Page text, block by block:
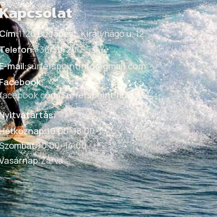
1126 Budapest, Királyhágó u. 12.
+36/30-200-5344
mail:surferspointinfo@gmail.com
Surferspoint.hu
:10:00–18:00
:10:00–14:00
:Zárva